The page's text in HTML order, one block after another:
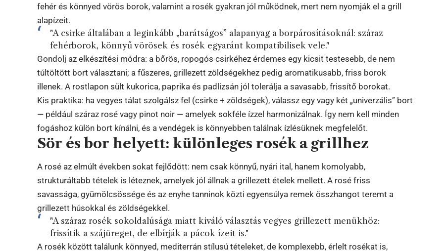
fehér és könnyed vörös borok, valamint a rosék gyakran jól működnek, mert nem nyomják el a grill
alapízeit.
"A csirke általában a leginkább „barátságos” alapanyag a borpárosításoknál: száraz
fehérborok, könnyű vörösek és rosék egyaránt kompatibilisek vele."
Gondolj az elkészítési módra: a bőrös, ropogós csirkéhez érdemes egy kicsit testesebb, de nem
túltöltött bort választani; a fűszeres, grillezett zöldségekhez pedig aromatikusabb, friss borok
illenek. A rostlapon sült kukorica, paprika és padlizsán jól tolerálja a savasabb, frissítő borokat.
Kis praktika: ha vegyes tálat szolgálsz fel (csirke + zöldségek), válassz egy vagy két „univerzális” bort
— például száraz rosé vagy pinot noir — amelyek sokféle ízzel harmonizálnak. Így nem kell minden
fogáshoz külön bort kínálni, és a vendégek is könnyebben találnak ízlésüknek megfelelőt.
Sör és bor helyett: különleges rosék a grillhez
A rosé az elmúlt években sokat fejlődött: nem csak könnyű, nyári ital, hanem komolyabb,
strukturáltabb tételek is léteznek, amelyek jól állnak a grillezett ételek mellett. A rosé friss
savassága, gyümölcsössége és az enyhe tanninok közti egyensúlya remek összhangot teremt a
grillezett húsokkal és zöldségekkel.
"A száraz rosék sokoldalúsága miatt kiváló választás vegyes grillezett menükhöz:
frissítik a szájüreget, de elbírják a pácok ízeit is."
A rosék között találunk könnyed, mediterrán stílusú tételeket, de komplexebb, érlelt rosékat is,